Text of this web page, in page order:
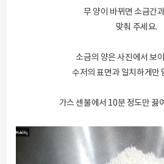
무 양이 바뀌면 소금간
맞춰 주세요.
소금의 양은 사진에서 보
수저의 표면과 일치하게만
가스 센불에서 10분 정도만 끓